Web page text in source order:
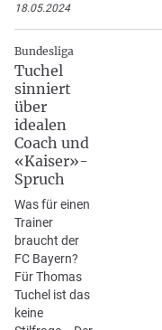
18.05.2024
Bundesliga
Tuchel
sinniert
über
idealen
Coach und
«Kaiser»-
Spruch
Was für einen
Trainer
braucht der
FC Bayern?
Für Thomas
Tuchel ist das
keine